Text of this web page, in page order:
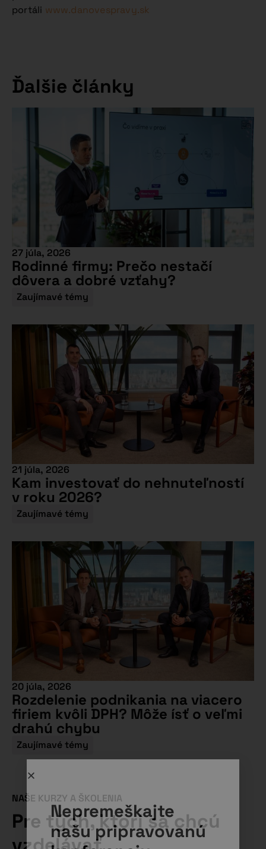
portáli www.danovespravy.sk
Ďalšie články
27 júla, 2026
Rodinné firmy: Prečo nestačí
dôvera a dobré vzťahy?
Zaujímavé témy
21 júla, 2026
Kam investovať do nehnuteľností
v roku 2026?
Zaujímavé témy
20 júla, 2026
Rozdelenie podnikania na viacero
firiem kvôli DPH? Môže ísť o veľmi
drahú chybu
Zaujímavé témy
NAŠE KURZY A ŠKOLENIA
Pre tých, ktorí sa chcú
Nepremeškajte
našu pripravovanú